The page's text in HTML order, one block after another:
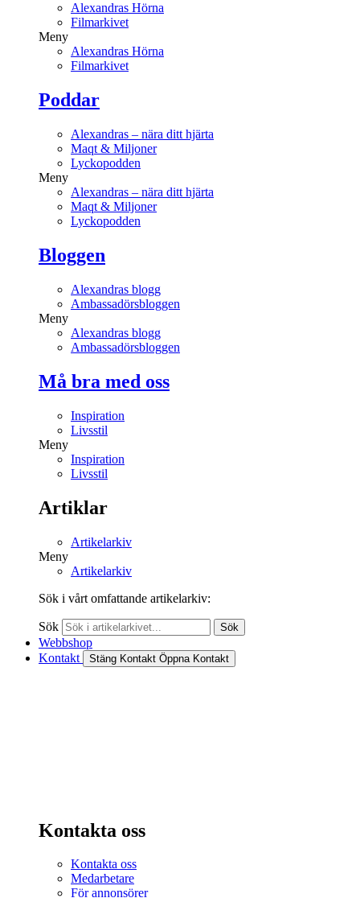
Alexandras Hörna
Filmarkivet
Meny
Alexandras Hörna
Filmarkivet
Poddar
Alexandras – nära ditt hjärta
Maqt & Miljoner
Lyckopodden
Meny
Alexandras – nära ditt hjärta
Maqt & Miljoner
Lyckopodden
Bloggen
Alexandras blogg
Ambassadörsbloggen
Meny
Alexandras blogg
Ambassadörsbloggen
Må bra med oss
Inspiration
Livsstil
Meny
Inspiration
Livsstil
Artiklar
Artikelarkiv
Meny
Artikelarkiv
Sök i vårt omfattande artikelarkiv:
Sök Sök
Webbshop
Kontakt
Stäng Kontakt Öppna Kontakt
Kontakta oss
Kontakta oss
Medarbetare
För annonsörer